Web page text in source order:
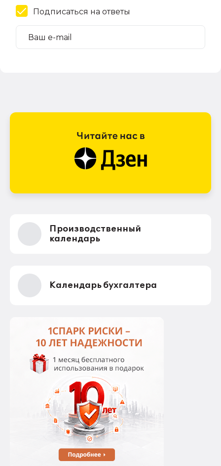
Подписаться на ответы
Производственный
календарь
Календарь бухгалтера